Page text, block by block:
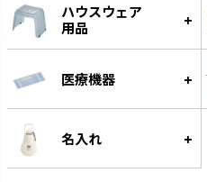
ウルオ
受皿に貯水する底面給水タイプ
ハウスウェア
用品
医療機器
名入れ